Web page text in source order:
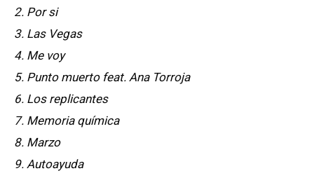
2. Por si
3. Las Vegas
4. Me voy
5. Punto muerto feat. Ana Torroja
6. Los replicantes
7. Memoria química
8. Marzo
9. Autoayuda